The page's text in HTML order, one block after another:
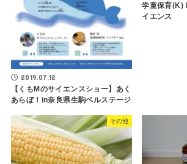
2019.07.12
【くもMのサイエンスショー】あく
あらぼ！in奈良県生駒ベルステージ
学童保育(K)
イエンス
その他